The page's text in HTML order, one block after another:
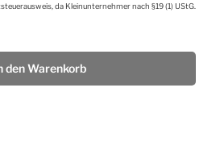
da Kleinunternehmer nach §19 (1) UStG.
den Warenkorb